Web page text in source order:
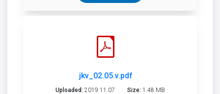
jkv_02.05.v.pdf
Uploaded: 2019.11.07 Size: 1.48 MB